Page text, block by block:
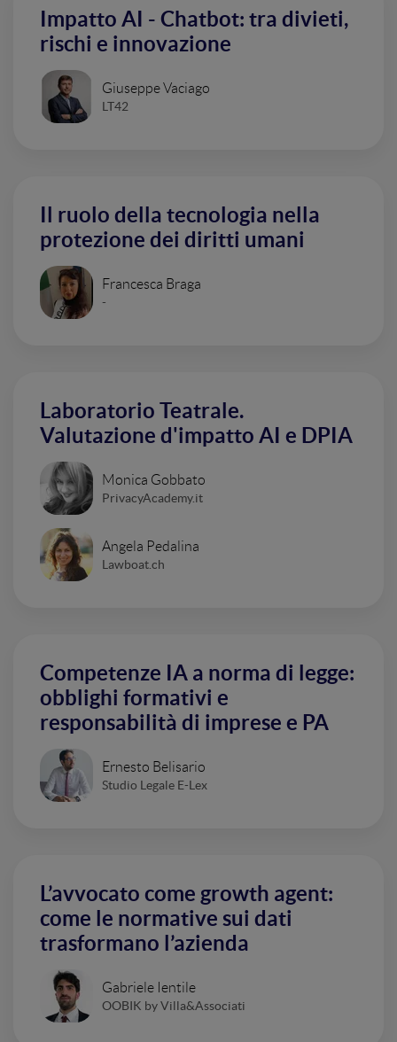
Impatto AI - Chatbot: tra divieti,
rischi e innovazione
Giuseppe Vaciago
LT42
Il ruolo della tecnologia nella
protezione dei diritti umani
Francesca Braga
-
Laboratorio Teatrale.
Valutazione d'impatto AI e DPIA
Monica Gobbato
PrivacyAcademy.it
Angela Pedalina
Lawboat.ch
Competenze IA a norma di legge:
obblighi formativi e
responsabilità di imprese e PA
Ernesto Belisario
Studio Legale E-Lex
L’avvocato come growth agent:
come le normative sui dati
trasformano l’azienda
Gabriele Ientile
OOBIK by Villa&Associati